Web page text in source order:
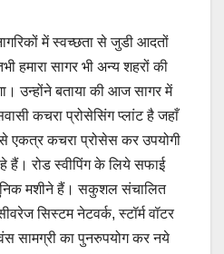
में स्वच्छता से जुडी आदतों
हमारा सागर भी अन्य शहरों की
उन्होंने बताया की आज सागर में
कचरा प्रोसेसिंग प्लांट है जहाँ
एकत्र कचरा प्रोसेस कर उपयोगी
हैं। रोड स्वीपिंग के लिये सफाई
मशीने हैं। सकुशल संचालित
सिस्टम नेटवर्क, स्टॉर्म वॉटर
सामग्री का पुनरुपयोग कर नये